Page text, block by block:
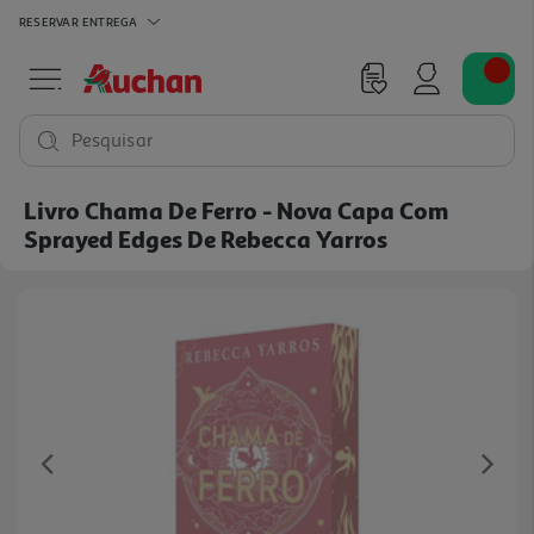
RESERVAR ENTREGA
Pesquisar
Livro Chama De Ferro - Nova Capa Com
Sprayed Edges De Rebecca Yarros
Previous